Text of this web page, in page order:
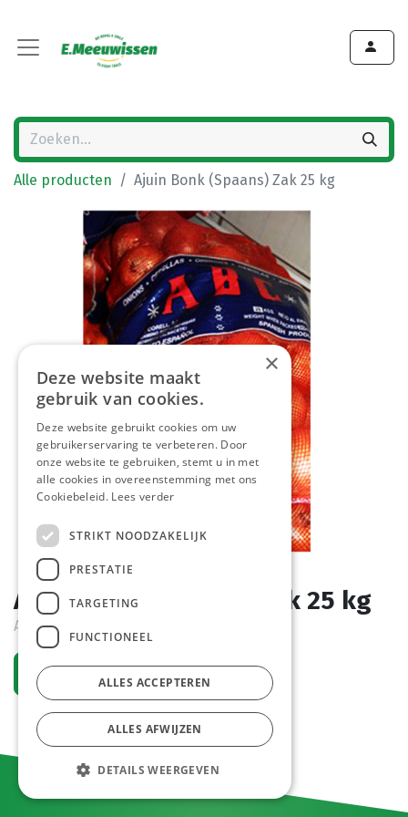
Alle producten Ajuin Bonk (Spaans) Zak 25 kg
Ajuin Bonk (Spaans) Zak 25 kg
Actief
Vraag een account aan
×
Deze website maakt
gebruik van cookies.
Deze website gebruikt cookies om uw
gebruikerservaring te verbeteren. Door
onze website te gebruiken, stemt u in met
alle cookies in overeenstemming met ons
Cookiebeleid. Lees verder
STRIKT NOODZAKELIJK
PRESTATIE
TARGETING
FUNCTIONEEL
ALLES ACCEPTEREN
ALLES AFWIJZEN
DETAILS WEERGEVEN